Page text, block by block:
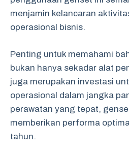
menjamin kelancaran
operasional bisnis.
Penting untuk memahami
bukan hanya sekadar alat
juga merupakan investasi
operasional dalam jangka
perawatan yang tepat,
memberikan performa
tahun.